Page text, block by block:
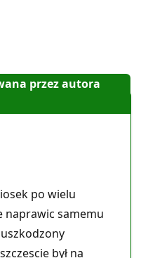
przez autora
po wielu
naprawic samemu
uszkodzony
był na